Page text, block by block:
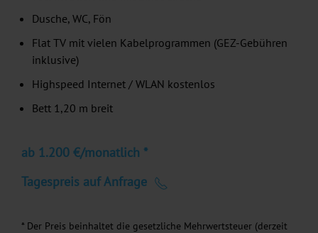
Dusche, WC, Fön
Flat TV mit vielen Kabelprogrammen (GEZ-Gebühren
inklusive)
Highspeed Internet / WLAN kostenlos
Bett 1,20 m breit
ab 1.200 €/monatlich *
Tagespreis auf Anfrage
* Der Preis beinhaltet die gesetzliche Mehrwertsteuer (derzeit